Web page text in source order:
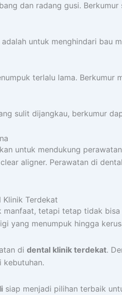
dan radang gusi.
untuk menghindari
terlalu lama.
sulit dijangkau, berkumur
untuk mendukung
aligner. Perawatan di
Terdekat
manfaat, tetapi tetap tidak
yang menumpuk hingga
di dental klinik terdekat.
kebutuhan.
siap menjadi pilihan terbaik